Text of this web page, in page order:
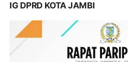
IG DPRD KOTA JAMBI